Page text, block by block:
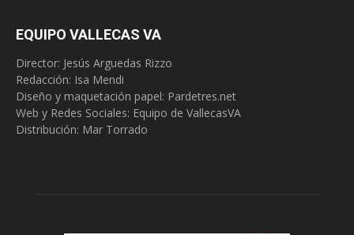
EQUIPO VALLECAS VA
Director: Jesús Arguedas Rizzo
Redacción: Isa Mendi
Diseño y maquetación papel: Pardetres.net
Web y Redes Sociales: Equipo de VallecasVA
Distribución: Mar Torrado